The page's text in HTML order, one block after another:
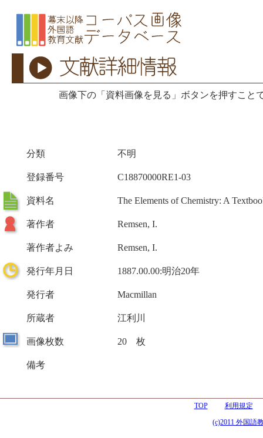
画像下の「資料画像を見る」ボタンを押すこと
分類 不明
登録番号 C18870000RE1-03
資料名 The Elements of Chemistry: A
著作者 Remsen, I.
著作者よみ Remsen, I.
発行年月日 1887.00.00:明治20年
発行者 Macmillan
所蔵者 江利川
画像枚数 20 枚
備考
TOP
利用規定
(c)2011 外国語